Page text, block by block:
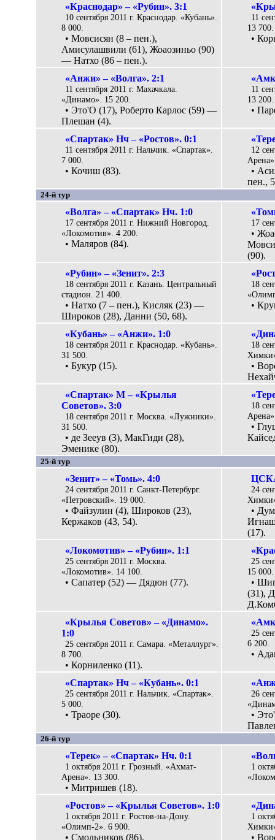
«Краснодар» – «Рубин». 3:1
10 сентября 2011 г. Краснодар. «Кубань».
8 000.
• Мовсисян (8 – пен.),
Амисулашвили (61), Жоаозиньо (90)
— Натхо (86 – пен.).
11
13 700.
•
«Анжи» – «Волга». 2:1
11 сентября 2011 г. Махачкала.
«Динамо». 15 200.
• Это'O (17), Роберто Карлос (59) —
Плешан (4).
11
13 200.
•
«Спартак» Нч – «Ростов». 0:1
11 сентября 2011 г. Нальчик. «Спартак».
7 000.
• Кочиш (83).
12
•
пен.,
24-й тур
«Волга» – «Спартак» Нч. 1:0
17 сентября 2011 г. Нижний Новгород.
«Локомотив». 4 200.
• Маляров (84).
17
•
(90).
«Рубин» – «Зенит». 2:3
18 сентября 2011 г. Казань. Центральный
стадион. 21 400.
• Натхо (7 – пен.), Кисляк (23) —
Широков (28), Данни (50, 68).
18
•
«Кубань» – «Анжи». 1:0
18 сентября 2011 г. Краснодар. «Кубань».
31 500.
• Букур (15).
18
•
«Спартак» М – «Крылья
Советов». 3:0
18 сентября 2011 г. Москва. «Лужники».
31 500.
• де Зееув (3), МакГиди (28),
Эменике (80).
18
•
25-й тур
«Зенит» – «Томь». 4:0
24 сентября 2011 г. Санкт-Петербург.
«Петровский». 19 000.
• Файзулин (4), Широков (23),
Кержаков (43, 54).
24
•
(17).
«Локомотив» – «Рубин». 1:1
25 сентября 2011 г. Москва.
«Локомотив». 14 100.
• Сапатер (52) — Дядюн (77).
25
15 000.
•
(31),
«Крылья Советов» – «Динамо».
1:0
25 сентября 2011 г. Самара. «Металлург».
8 700.
• Корниленко (11).
25
6 200.
•
«Спартак» Нч – «Кубань». 0:1
25 сентября 2011 г. Нальчик. «Спартак».
5 000.
• Траоре (30).
26
•
26-й тур
«Терек» – «Спартак» Нч. 0:1
1 октября 2011 г. Грозный. «Ахмат-
Арена». 13 300.
• Митришев (18).
1
«Ростов» – «Крылья Советов». 1:0
1 октября 2011 г. Ростов-на-Дону.
«Олимп-2». 6 900.
• Смольников (86).
1
•